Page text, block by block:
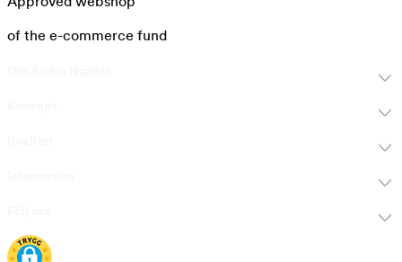
of the e-commerce fund